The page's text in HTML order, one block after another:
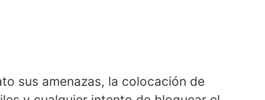
sus amenazas, la colocación de